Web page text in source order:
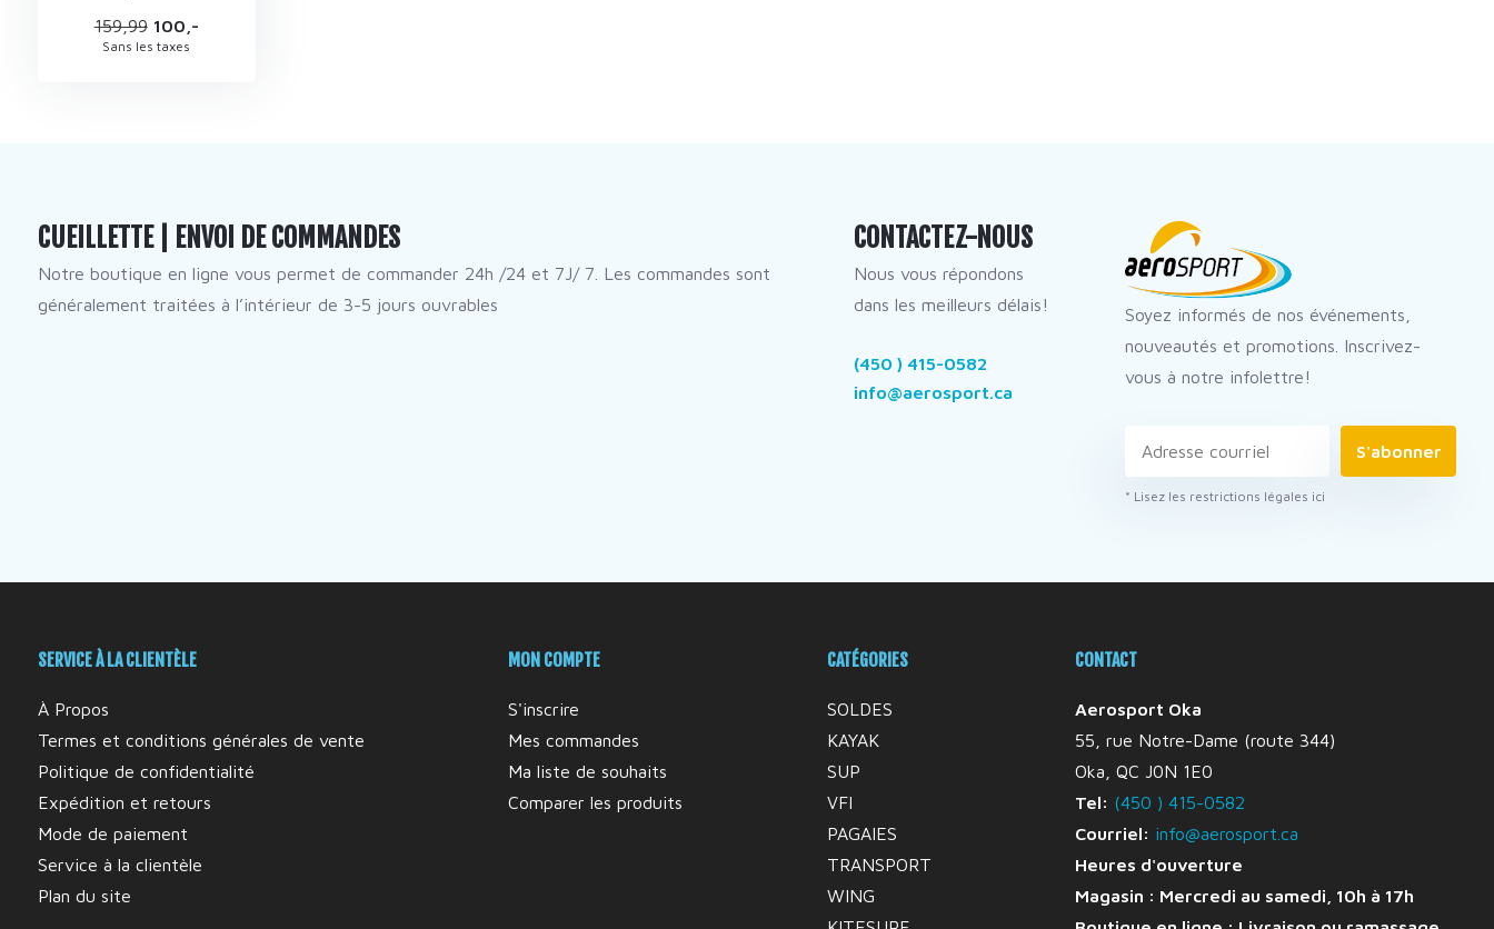
159,99 100,-
Sans les taxes
CUEILLETTE | ENVOI DE COMMANDES
Notre boutique en ligne vous permet de commander 24h /24 et 7J/ 7. Les commandes sont
généralement traitées à l’intérieur de 3-5 jours ouvrables
CONTACTEZ-NOUS
Nous vous répondons
dans les meilleurs délais!
(450 ) 415-0582
info@aerosport.ca
Soyez informés de nos événements,
nouveautés et promotions. Inscrivez-
vous à notre infolettre!
S'abonner
* Lisez les restrictions légales ici
SERVICE À LA CLIENTÈLE
À Propos
Termes et conditions générales de vente
Politique de confidentialité
Expédition et retours
Mode de paiement
Service à la clientèle
Plan du site
MON COMPTE
S'inscrire
Mes commandes
Ma liste de souhaits
Comparer les produits
CATÉGORIES
SOLDES
KAYAK
SUP
VFI
PAGAIES
TRANSPORT
WING
CONTACT
Aerosport Oka
55, rue Notre-Dame (route 344)
Oka, QC J0N 1E0
Tel: (450 ) 415-0582
Courriel: info@aerosport.ca
Heures d'ouverture
Magasin : Mercredi au samedi, 10h à 17h